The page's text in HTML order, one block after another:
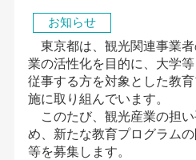
お知らせ
東京都は、観光関連事業
業の活性化を目的に、大学
従事する方を対象とした教
施に取り組んでいます。
このたび、観光産業の担
め、新たな教育プログラム
等を募集します。